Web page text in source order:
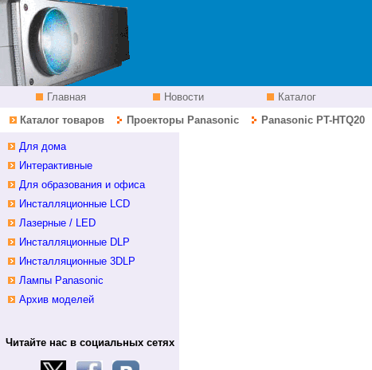
Главная Новости Каталог
Каталог товаров
Проекторы Panasonic Panasonic PT-HTQ20
Для дома
Интерактивные
Для образования и офиса
Инсталляционные LCD
Лазерные / LED
Инсталляционные DLP
Инсталляционные 3DLP
Лампы Panasonic
Архив моделей
Читайте нас в социальных сетях